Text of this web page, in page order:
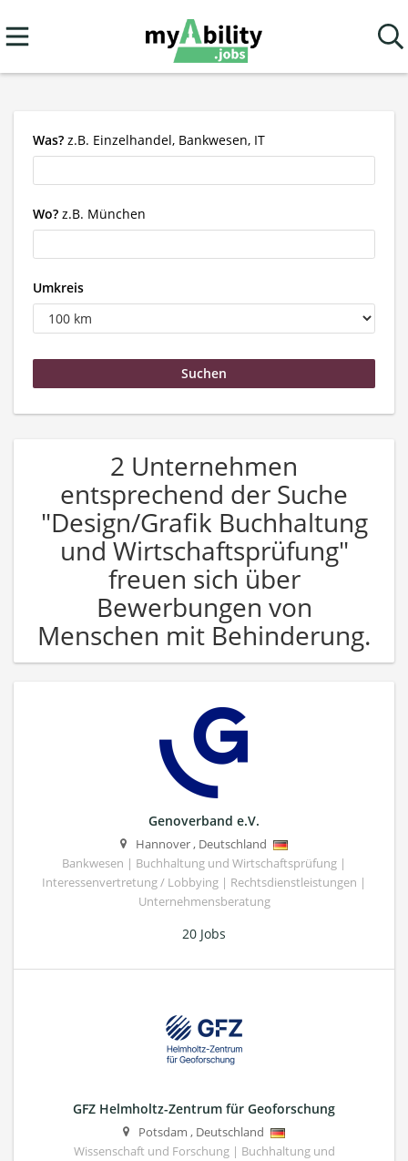
Was? z.B. Einzelhandel, Bankwesen, IT
Wo? z.B. München
Umkreis
2 Unternehmen
entsprechend der Suche
"Design/Grafik Buchhaltung
und Wirtschaftsprüfung"
freuen sich über
Bewerbungen von
Menschen mit Behinderung.
Genoverband e.V.
Hannover, Deutschland
Bankwesen | Buchhaltung und Wirtschaftsprüfung |
Interessenvertretung / Lobbying | Rechtsdienstleistungen |
Unternehmensberatung
20 Jobs
GFZ Helmholtz-Zentrum für Geoforschung
Potsdam , Deutschland
Wissenschaft und Forschung | Buchhaltung und